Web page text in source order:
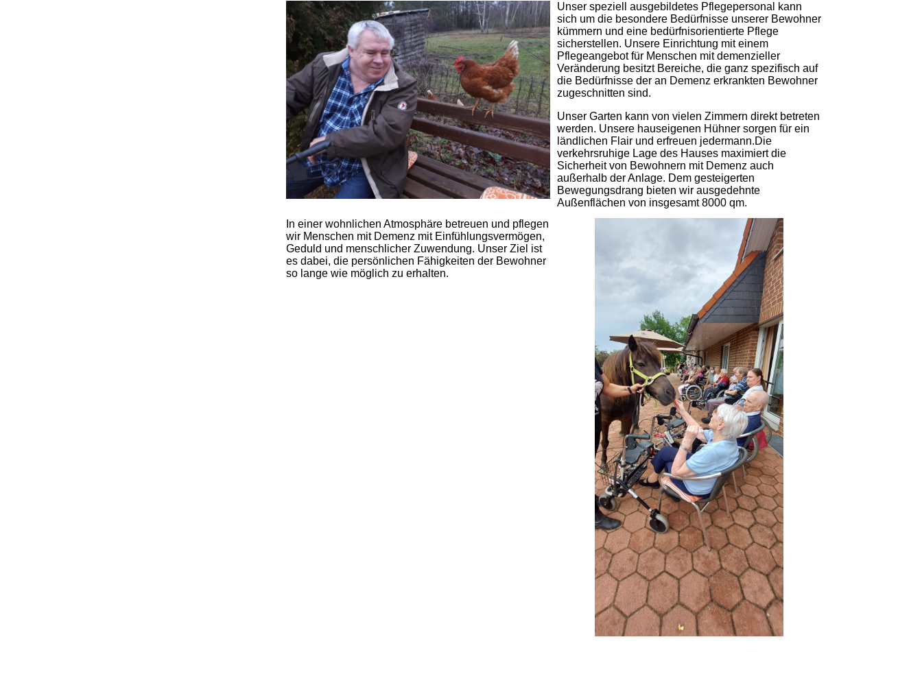
Unser speziell ausgebildetes Pflegepersonal kann
sich um die besondere Bedürfnisse unserer Bewohner
kümmern und eine bedürfnisorientierte Pflege
sicherstellen. Unsere Einrichtung mit einem
Pflegeangebot für Menschen mit demenzieller
Veränderung besitzt Bereiche, die ganz spezifisch auf
die Bedürfnisse der an Demenz erkrankten Bewohner
zugeschnitten sind.
Unser Garten kann von vielen Zimmern direkt betreten
werden. Unsere hauseigenen Hühner sorgen für ein
ländlichen Flair und erfreuen jedermann.Die
verkehrsruhige Lage des Hauses maximiert die
Sicherheit von Bewohnern mit Demenz auch
außerhalb der Anlage. Dem gesteigerten
Bewegungsdrang bieten wir ausgedehnte
Außenflächen von insgesamt 8000 qm.
In einer wohnlichen Atmosphäre betreuen und pflegen
wir Menschen mit Demenz mit Einfühlungsvermögen,
Geduld und menschlicher Zuwendung. Unser Ziel ist
es dabei, die persönlichen Fähigkeiten der Bewohner
so lange wie möglich zu erhalten.